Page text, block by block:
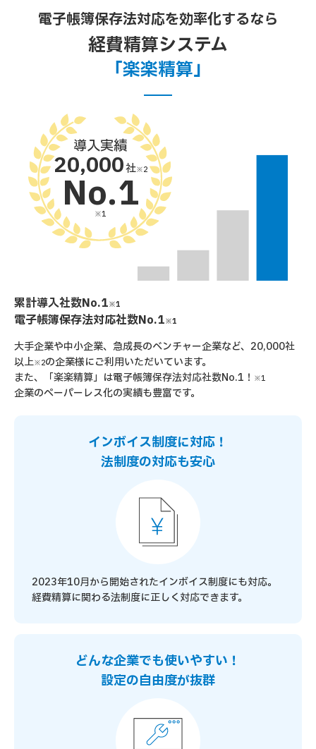
電子帳簿保存法対応を効率化するなら
経費精算システム
「楽楽精算」
導入実績
20,000社※2
No.1
※1
累計導入社数No.1※1
電子帳簿保存法対応社数No.1※1
大手企業や中小企業、急成長のベンチャー企業など、20,000社
以上※2の企業様にご利用いただいています。
また、「楽楽精算」は電子帳簿保存法対応社数No.1！ ※1
企業のペーパーレス化の実績も豊富です。
インボイス制度に対応！
法制度の対応も安心
2023年10月から開始されたインボイス制度にも対応。
経費精算に関わる法制度に正しく対応できます。
どんな企業でも使いやすい！
設定の自由度が抜群